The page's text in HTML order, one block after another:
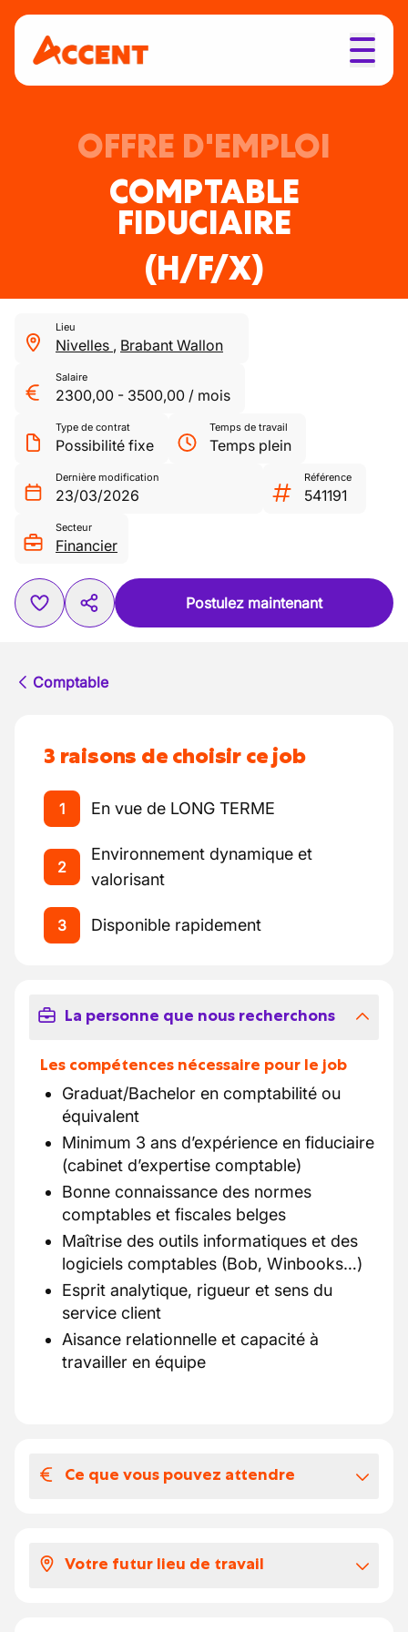
OFFRE D'EMPLOI
COMPTABLE
FIDUCIAIRE
(H/F/X)
Lieu
Nivelles , Brabant Wallon
Salaire
2300,00 - 3500,00 / mois
Type de contrat
Possibilité fixe
Temps de travail
Temps plein
Dernière modification
23/03/2026
Référence
541191
Secteur
Financier
Postulez maintenant
Comptable
3 raisons de choisir ce job
1 En vue de LONG TERME
2
Environnement dynamique et
valorisant
3 Disponible rapidement
La personne que nous recherchons
Les compétences nécessaire pour le job
Graduat/Bachelor en comptabilité ou
équivalent
Minimum 3 ans d’expérience en fiduciaire
(cabinet d’expertise comptable)
Bonne connaissance des normes
comptables et fiscales belges
Maîtrise des outils informatiques et des
logiciels comptables (Bob, Winbooks…)
Esprit analytique, rigueur et sens du
service client
Aisance relationnelle et capacité à
travailler en équipe
Ce que vous pouvez attendre
Un salaire à hauteur de vos années
Votre futur lieu de travail